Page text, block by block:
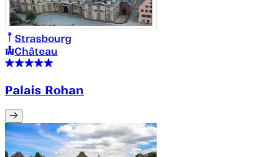
Strasbourg
Château
Palais Rohan